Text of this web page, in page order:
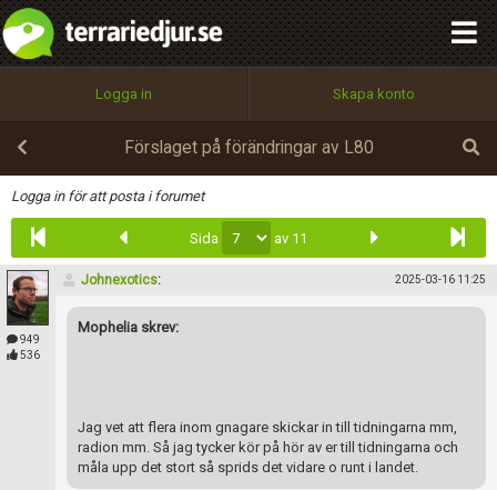
Logga in Skapa konto
Förslaget på förändringar av L80
Logga in för att posta i forumet
Sida av 11
949
536
Johnexotics: 2025-03-16 11:25
Mophelia skrev:
Jag vet att flera inom gnagare skickar in till tidningarna mm,
radion mm. Så jag tycker kör på hör av er till tidningarna och
måla upp det stort så sprids det vidare o runt i landet.
Infoga
Utför
100%
OK
integritetspolicy
Namn:
Epost:
Användarnamn:
Lösenord:
Privacy Policy
Terms of Service
Begär nytt lösenord
Tillbaka till förstasidan